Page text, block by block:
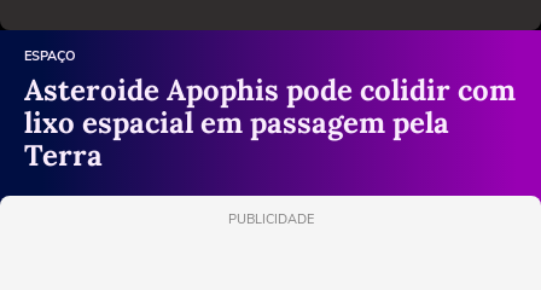
ESPAÇO
Asteroide Apophis pode colidir com
lixo espacial em passagem pela
Terra
PUBLICIDADE